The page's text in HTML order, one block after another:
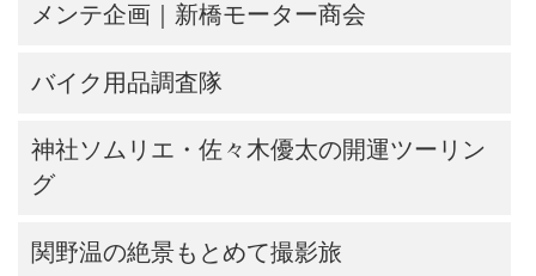
メンテ企画｜新橋モーター商会
バイク用品調査隊
神社ソムリエ・佐々木優太の開運ツーリン
グ
関野温の絶景もとめて撮影旅